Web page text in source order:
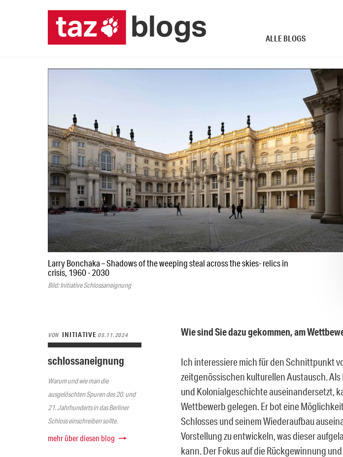
ALLE BLOGS
Larry Bonchaka – Shadows of the weeping steal across the skies- relics in
crisis, 1960 - 2030
Bild: Initiative Schlossaneignung
VON INITIATIVE 05.11.2024
schlossaneignung
Warum und wie man die
ausgelöschten Spuren des 20. und
21. Jahrhunderts in das Berliner
Schloss einschreiben sollte.
mehr über diesen blog
Wie sind Sie dazu gekommen, am
Ich interessiere mich für den Schnittpunkt
zeitgenössischen kulturellen Austausch.
und Kolonialgeschichte auseinandersetzt,
Wettbewerb gelegen. Er bot eine
Schlosses und seinem Wiederaufbau
Vorstellung zu entwickeln, was dieser
kann. Der Fokus auf die Rückgewinnung